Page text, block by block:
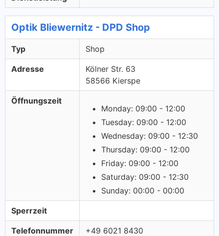
Optik Bliewernitz - DPD Shop
Typ Shop
Adresse
Kölner Str. 63
58566 Kierspe
Öffnungszeit
Monday: 09:00 - 12:00
Tuesday: 09:00 - 12:00
Wednesday: 09:00 - 12:30
Thursday: 09:00 - 12:00
Friday: 09:00 - 12:00
Saturday: 09:00 - 12:30
Sunday: 00:00 - 00:00
Sperrzeit
Telefonnummer +49 6021 8430